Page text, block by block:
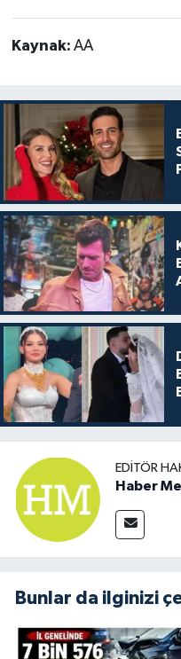
Kaynak: AA
EDITÖR
Haber
Bunlar da ilginizi